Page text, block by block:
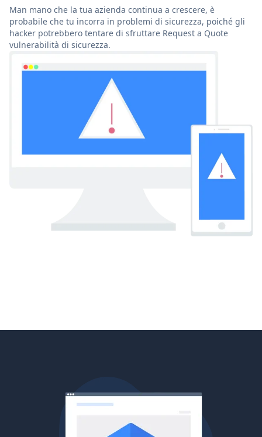
Man mano che la tua azienda continua a crescere, è
probabile che tu incorra in problemi di sicurezza, poiché gli
hacker potrebbero tentare di sfruttare Request a Quote
vulnerabilità di sicurezza.